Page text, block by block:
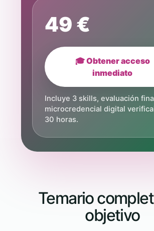
49 €
🎓 Obtener acceso
inmediato
Incluye 3 skills, evaluación
microcredencial digital
30 horas.
Temario
objetivo